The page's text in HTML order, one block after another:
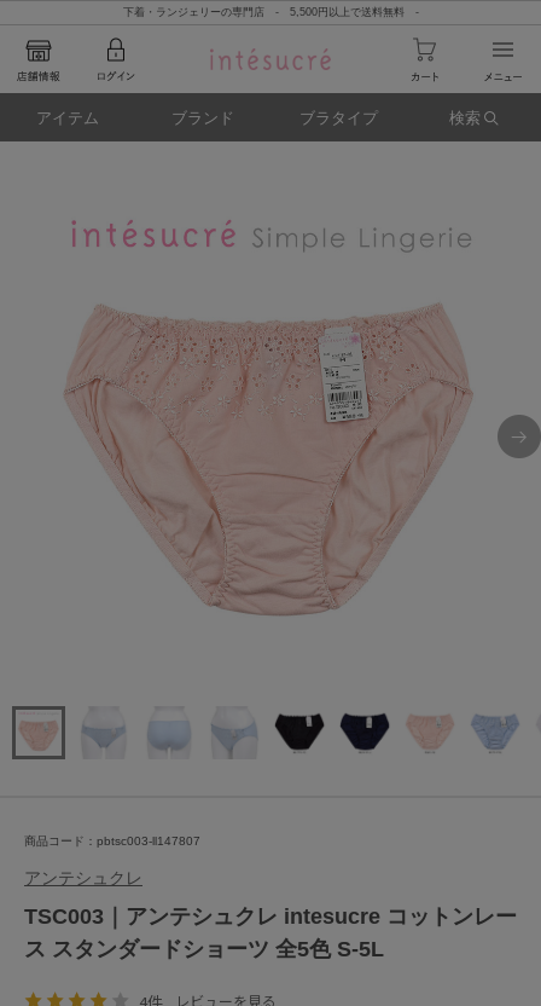
下着・ランジェリーの専門店 - 5,500円以上で送料無料 -
アイテム ブランド ブラタイプ 検索
商品コード：pbtsc003-ll147807
アンテシュクレ
TSC003｜アンテシュクレ intesucre コットンレー
ス スタンダードショーツ 全5色 S-5L
4件 レビューを見る